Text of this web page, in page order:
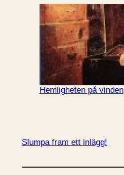
Hemligheten på vinden
Slumpa fram ett inlägg!